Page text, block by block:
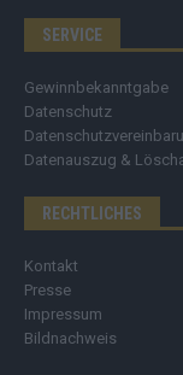
SERVICE
Gewinnbekanntgabe
Datenschutz
Datenauszug &
RECHTLICHES
Kontakt
Presse
Impressum
Bildnachweis